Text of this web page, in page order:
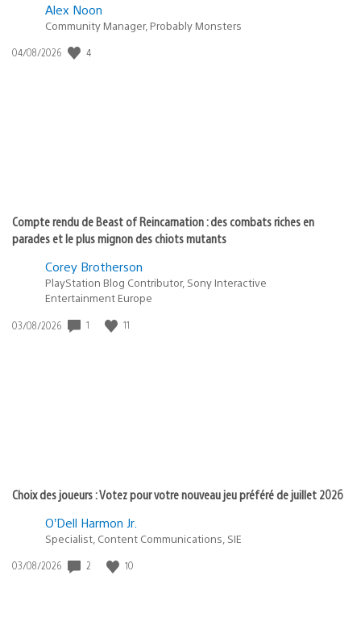
Alex Noon
Community Manager, Probably Monsters
Date
04/08/2026 4
Compte rendu de Beast of Reincarnation : des combats riches en
parades et le plus mignon des chiots mutants
Corey Brotherson
PlayStation Blog Contributor, Sony Interactive
Entertainment Europe
Date
03/08/2026 1 11
Choix des joueurs : Votez pour votre nouveau jeu préféré de juillet 2026
O’Dell Harmon Jr.
Specialist, Content Communications, SIE
Date
03/08/2026 2 10